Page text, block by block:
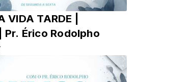
VIDA TARDE |
Érico Rodolpho